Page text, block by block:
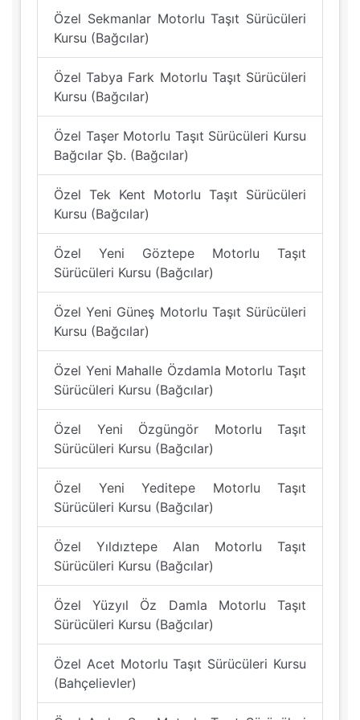
Özel Sekmanlar Motorlu Taşıt Sürücüleri
Kursu (Bağcılar)
Özel Tabya Fark Motorlu Taşıt Sürücüleri
Kursu (Bağcılar)
Özel Taşer Motorlu Taşıt Sürücüleri Kursu
Bağcılar Şb. (Bağcılar)
Özel Tek Kent Motorlu Taşıt Sürücüleri
Kursu (Bağcılar)
Özel Yeni Göztepe Motorlu Taşıt
Sürücüleri Kursu (Bağcılar)
Özel Yeni Güneş Motorlu Taşıt Sürücüleri
Kursu (Bağcılar)
Özel Yeni Mahalle Özdamla Motorlu Taşıt
Sürücüleri Kursu (Bağcılar)
Özel Yeni Özgüngör Motorlu Taşıt
Sürücüleri Kursu (Bağcılar)
Özel Yeni Yeditepe Motorlu Taşıt
Sürücüleri Kursu (Bağcılar)
Özel Yıldıztepe Alan Motorlu Taşıt
Sürücüleri Kursu (Bağcılar)
Özel Yüzyıl Öz Damla Motorlu Taşıt
Sürücüleri Kursu (Bağcılar)
Özel Acet Motorlu Taşıt Sürücüleri Kursu
(Bahçelievler)